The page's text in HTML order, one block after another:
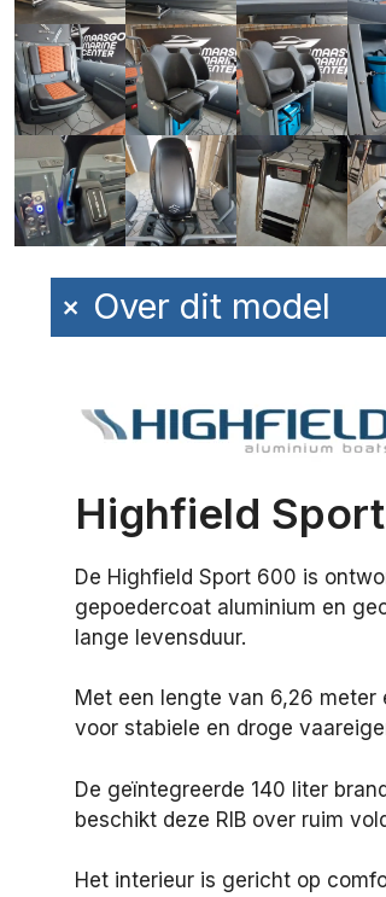
+ Over dit model
Highfield
De Highfield Sport 600 is
gepoedercoat aluminium en
lange levensduur.
Met een lengte van 6,26 meter
voor stabiele en droge
De geïntegreerde 140 liter
beschikt deze RIB over ruim
Het interieur is gericht op